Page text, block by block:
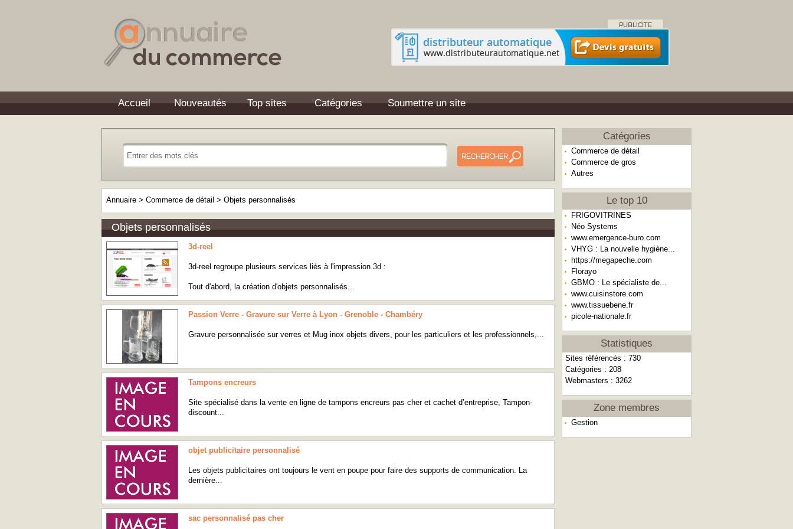
Accueil Nouveautés Top sites Catégories Soumettre un site
Catégories
Commerce de détail
Commerce de gros
Autres
Le top 10
FRIGOVITRINES
Néo Systems
www.emergence-buro.com
VHYG : La nouvelle hygiène...
https://megapeche.com
Florayo
GBMO : Le spécialiste de...
www.cuisinstore.com
www.tissuebene.fr
picole-nationale.fr
Statistiques
Sites référencés : 730
Catégories : 208
Webmasters : 3262
Zone membres
Gestion
Annuaire > Commerce de détail > Objets personnalisés
Objets personnalisés
3d-reel
3d-reel regroupe plusieurs services liés à l'impression 3d :
Tout d'abord, la création d'objets personnalisés...
Passion Verre - Gravure sur Verre à Lyon - Grenoble - Chambéry
Gravure personnalisée sur verres et Mug inox objets divers, pour les particuliers et les professionnels,...
Tampons encreurs
Site spécialisé dans la vente en ligne de tampons encreurs pas cher et cachet d’entreprise, Tampon-
discount...
objet publicitaire personnalisé
Les objets publicitaires ont toujours le vent en poupe pour faire des supports de communication. La
dernière...
sac personnalisé pas cher